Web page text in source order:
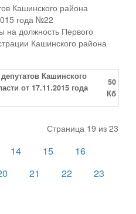
Кашинского района
года №22
на должность Первого
Кашинского района
Кашинского
от 17.11.2015 года
50
Кб
Страница 19 из 23
14 15
16
21 22
23